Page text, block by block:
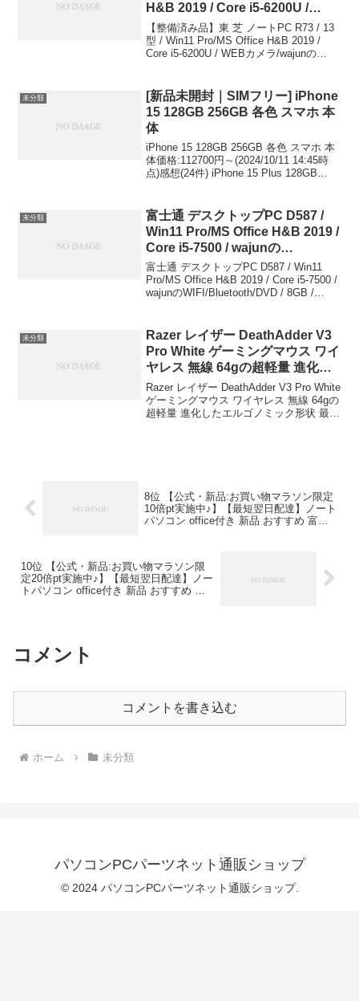
H&B 2019 / Core i5-6200U /
WEBカメラ/wajunの
WIFI/Bluetooth/HDMI / 16GB /
1TB SSD wajun ￥29,800
【整備済み品】東 芝 ノートPC R73 / 13
型 / Win11 Pro/MS Office H&B 2019 /
Core i5-6200U / WEBカメラ/wajunの
未分類
[新品未開封｜SIMフリー] iPhone
15 128GB 256GB 各色 スマホ 本
体
iPhone 15 128GB 256GB 各色 スマホ 本
体価格:112700円～(2024/10/11 14:45時
点)感想(24件) iPhone 15 Plus 128GB
未分類
富士通 デスクトップPC D587 /
Win11 Pro/MS Office H&B 2019 /
Core i5-7500 / wajunの
WIFI/Bluetooth/DVD / 8GB /
128GB SSD (整備済み品) wajun
￥17,820
富士通 デスクトップPC D587 / Win11
Pro/MS Office H&B 2019 / Core i5-7500 /
wajunのWIFI/Bluetooth/DVD / 8GB /
未分類
Razer レイザー DeathAdder V3
Pro White ゲーミングマウス ワイ
ヤレス 無線 64gの超軽量 進化し
たエルゴノミック形状 最高クラ
スの精度のFocus Pro 30K オプ
ティカルセンサー 第 3 世代オプ
正規代理店保証品】 Razer(レイ
ザー) ￥19,800
Razer レイザー DeathAdder V3 Pro White
ゲーミングマウス ワイヤレス 無線 64gの
超軽量 進化したエルゴノミック形状 最高
8位 【公式・新品:お買い物マラソン限定
10倍pt実施中♪】【最短翌日配達】ノート
パソコン office付き 新品 おすすめ 富士
SSD 256GB office 搭載モデル
FMVWH3A112_RK【公式・新品:お買い
物マラソン限定10倍pt実施中♪】【最短翌
10位 【公式・新品:お買い物マラソン限
定20倍pt実施中♪】【最短翌日配達】ノー
トパソコン office付き 新品 おすすめ 富
FMVWJ1AA52_RK【公式・新品:お買い
物マラソン限定20倍pt実施中♪】【最短翌
WAA/J1 【WEBオリジナルベースモデ
ル】15.6型 Windows11 Home Ryzen5 メ
モリ16GB SSD 512GB office 搭載モデル
コメント
コメントを書き込む
ホーム 未分類
パソコンPCパーツネット通販ショップ
© 2024 パソコンPCパーツネット通販ショップ.